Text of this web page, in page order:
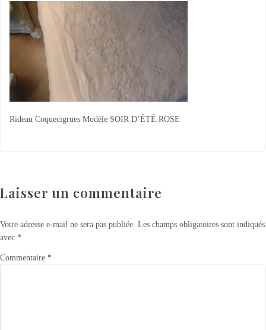
Rideau Coquecigrues Modèle SOIR D’ÉTÉ ROSE
Laisser un commentaire
Votre adresse e-mail ne sera pas publiée. Les champs obligatoires sont indiqués
avec *
Commentaire *